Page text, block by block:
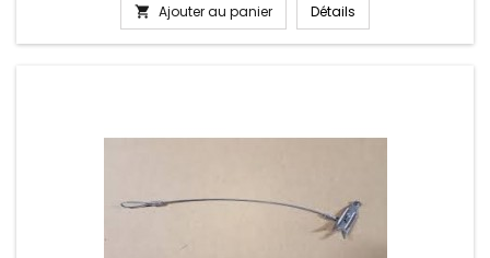
 Ajouter au panier Détails